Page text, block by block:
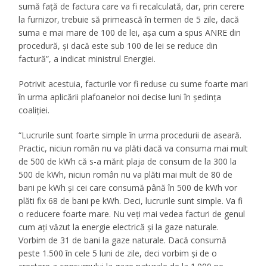
sumă faţă de factura care va fi recalculată, dar, prin cerere
la furnizor, trebuie să primească în termen de 5 zile, dacă
suma e mai mare de 100 de lei, aşa cum a spus ANRE din
procedură, şi dacă este sub 100 de lei se reduce din
factură”, a indicat ministrul Energiei.
Potrivit acestuia, facturile vor fi reduse cu sume foarte mari
în urma aplicării plafoanelor noi decise luni în şedinţa
coaliţiei.
“Lucrurile sunt foarte simple în urma procedurii de aseară.
Practic, niciun român nu va plăti dacă va consuma mai mult
de 500 de kWh că s-a mărit plaja de consum de la 300 la
500 de kWh, niciun român nu va plăti mai mult de 80 de
bani pe kWh şi cei care consumă până în 500 de kWh vor
plăti fix 68 de bani pe kWh. Deci, lucrurile sunt simple. Va fi
o reducere foarte mare. Nu veţi mai vedea facturi de genul
cum aţi văzut la energie electrică şi la gaze naturale.
Vorbim de 31 de bani la gaze naturale. Dacă consumă
peste 1.500 în cele 5 luni de zile, deci vorbim şi de o